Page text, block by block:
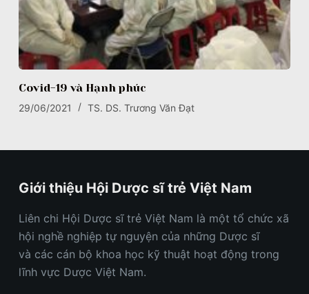
Covid-19 và Hạnh phúc
29/06/2021 TS. DS. Trương Văn Đạt
Giới thiệu Hội Dược sĩ trẻ Việt Nam
Liên chi Hội Dược sĩ trẻ Việt Nam là một tổ chức xã
hội nghề nghiệp tự nguyện của những Dược sĩ
và các cán bộ khoa học kỹ thuật hoạt động trong
lĩnh vực Dược Việt Nam.